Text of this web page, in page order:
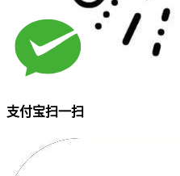
支付宝扫一扫